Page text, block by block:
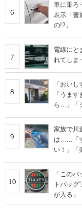
6
車に乗
表示「普
の!?」
7
電線に
れてしま
8
「おい
「うま
ら…」「
9
家族で川
は……「
い！」「
10
「この
トバッ
が入る」